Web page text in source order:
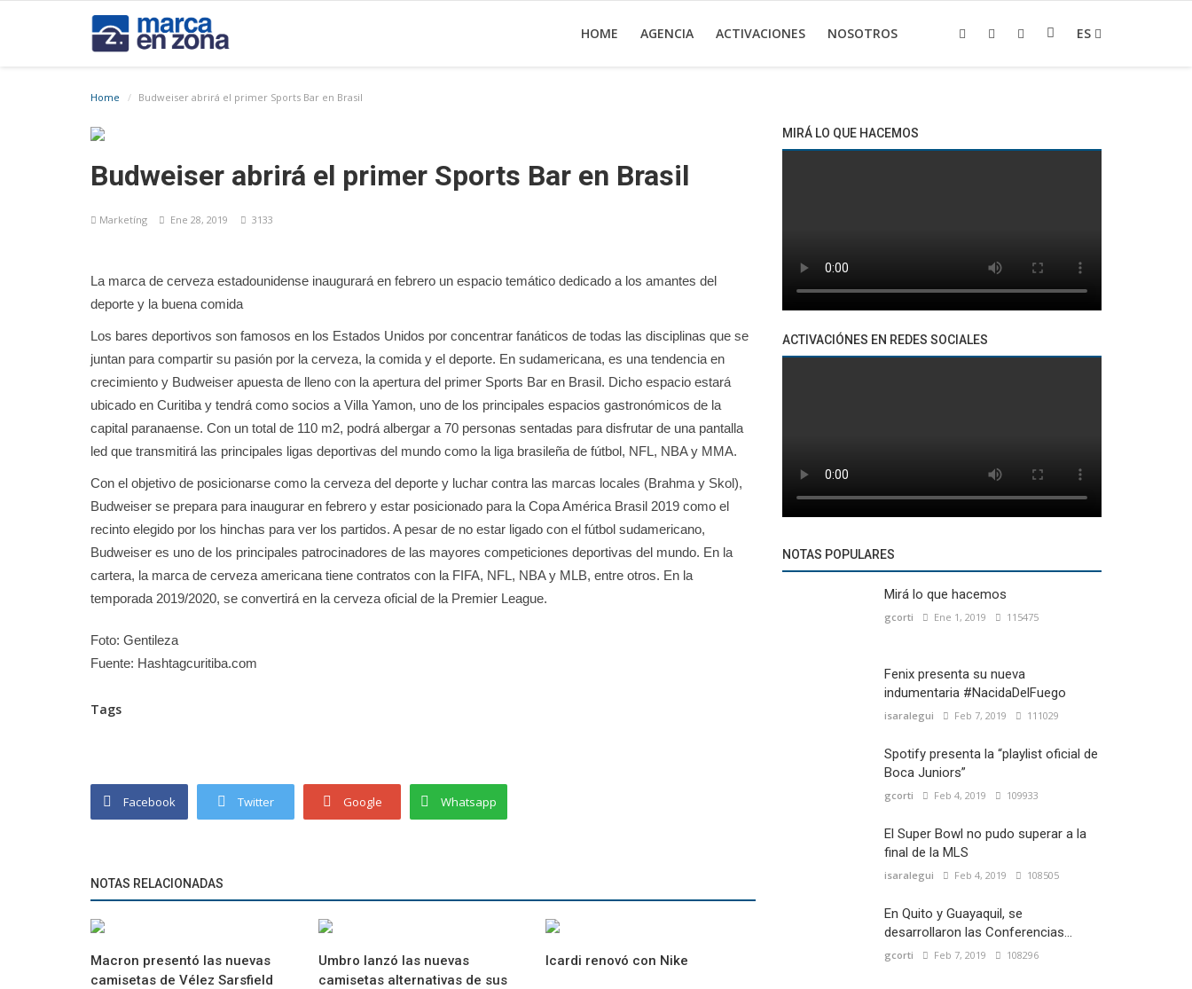
HOME AGENCIA ACTIVACIONES NOSOTROS ES
Home Budweiser abrirá el primer Sports Bar en Brasil
Budweiser abrirá el primer Sports Bar en Brasil
Marketíng Ene 28, 2019 3133
La marca de cerveza estadounidense inaugurará en febrero un espacio temático dedicado a los amantes del
deporte y la buena comida
Los bares deportivos son famosos en los Estados Unidos por concentrar fanáticos de todas las disciplinas que se
juntan para compartir su pasión por la cerveza, la comida y el deporte. En sudamericana, es una tendencia en
crecimiento y Budweiser apuesta de lleno con la apertura del primer Sports Bar en Brasil. Dicho espacio estará
ubicado en Curitiba y tendrá como socios a Villa Yamon, uno de los principales espacios gastronómicos de la
capital paranaense. Con un total de 110 m2, podrá albergar a 70 personas sentadas para disfrutar de una pantalla
led que transmitirá las principales ligas deportivas del mundo como la liga brasileña de fútbol, NFL, NBA y MMA.
Con el objetivo de posicionarse como la cerveza del deporte y luchar contra las marcas locales (Brahma y Skol),
Budweiser se prepara para inaugurar en febrero y estar posicionado para la Copa América Brasil 2019 como el
recinto elegido por los hinchas para ver los partidos. A pesar de no estar ligado con el fútbol sudamericano,
Budweiser es uno de los principales patrocinadores de las mayores competiciones deportivas del mundo. En la
cartera, la marca de cerveza americana tiene contratos con la FIFA, NFL, NBA y MLB, entre otros. En la
temporada 2019/2020, se convertirá en la cerveza oficial de la Premier League.
Foto: Gentileza
Fuente: Hashtagcuritiba.com
Tags
Facebook Twitter Google Whatsapp
NOTAS RELACIONADAS
Macron presentó las nuevas
camisetas de Vélez Sarsfield
Umbro lanzó las nuevas
camisetas alternativas de sus
Icardi renovó con Nike
MIRÁ LO QUE HACEMOS
ACTIVACIÓNES EN REDES SOCIALES
NOTAS POPULARES
Mirá lo que hacemos
gcorti Ene 1, 2019 115475
Fenix presenta su nueva
indumentaria #NacidaDelFuego
isaralegui Feb 7, 2019 111029
Spotify presenta la “playlist oficial de
Boca Juniors”
gcorti Feb 4, 2019 109933
El Super Bowl no pudo superar a la
final de la MLS
isaralegui Feb 4, 2019 108505
En Quito y Guayaquil, se
desarrollaron las Conferencias...
gcorti Feb 7, 2019 108296
Entrevistas Tecnología